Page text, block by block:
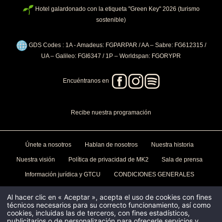
Hotel galardonado con la etiqueta "Green Key" 2026 (turismo
sostenible)
GDS Codes : 1A - Amadeus: FGPARPAR / AA – Sabre: FG612315 /
UA – Galileo: FGI6347 / 1P – Worldspan: FGORYPR
Encuéntranos en
Recibe nuestra programación
Únete a nosotros Hablan de nosotros Nuestra historia
Nuestra visión Política de privacidad de MK2 Sala de prensa
Información jurídica y GTCU CONDICIONES GENERALES
GALERÍA
REGALOS 🎁
CONTACTO Y ACCESO
Hotel Paradiso
135 boulevard Diderot, 75012 Paris
películas y series
Couleurs, para ver
enviarle los boletines de mk2.
cualquier momento utilizando
Hotel Paradiso y sea
informado de la
Su dirección de correo
enviarle los boletines de mk2.
boletín. Menciones legales
Al hacer clic en « Aceptar », acepta el uso de cookies con fines
técnicos necesarios para su correcto funcionamiento, así como
cookies, incluidas las de terceros, con fines estadísticos,